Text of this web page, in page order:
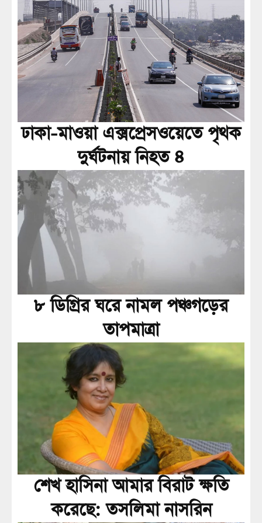
ঢাকা-মাওয়া এক্সপ্রেসওয়েতে পৃথক
দুর্ঘটনায় নিহত ৪
৮ ডিগ্রির ঘরে নামল পঞ্চগড়ের
তাপমাত্রা
শেখ হাসিনা আমার বিরাট ক্ষতি
করেছে: তসলিমা নাসরিন